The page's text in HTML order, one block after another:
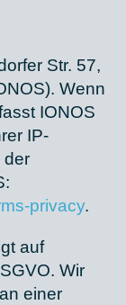
Str. 57,
Wenn
IONOS
IP-
der
privacy.
auf
Wir
einer